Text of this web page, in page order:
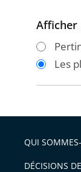
Passer
filtres
Passer
filtres
Afficher
Les
QUI
DÉCISIONS